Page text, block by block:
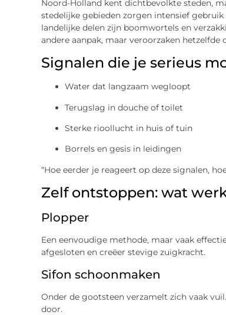
Noord-Holland kent dichtbevolkte steden,
stedelijke gebieden zorgen intensief
landelijke delen zijn boomwortels en
andere aanpak, maar veroorzaken hetzelfde
Signalen die je serieus
Water dat langzaam wegloopt
Terugslag in douche of toilet
Sterke rioollucht in huis of tuin
Borrels en gesis in leidingen
“Hoe eerder je reageert op deze signalen,
Zelf ontstoppen: wat
Plopper
Een eenvoudige methode, maar vaak
afgesloten en creëer stevige zuigkracht.
Sifon schoonmaken
Onder de gootsteen verzamelt zich vaak
door.